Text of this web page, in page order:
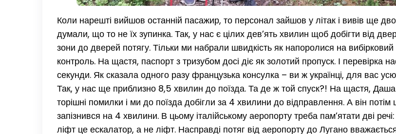
Коли нарешті вийшов останній пасажир, то персонал зайшов у літак і вивів ще
думали, що то не їх зупинка. Так, у нас є цілих дев’ять хвилин щоб добігти від
зони до дверей потягу. Тільки ми набрали швидкість як напоролися на
контроль. На щастя, паспорт з тризубом досі діє як золотий пропуск. І перевірка
секунди. Як сказала одного разу французька консулка – ви ж українці, для вас
Так, у нас ще приблизно 8,5 хвилин до поїзда. Та де ж той спуск?! На щастя,
торішні помилки і ми до поїзда добігли за 4 хвилини до відправлення. А він
запізнився на 4 хвилини. В цьому італійському аеропорту треба пам’ятати дві
ліфт це ескалатор, а не ліфт. Насправді потяг від аеропорту до Лугано